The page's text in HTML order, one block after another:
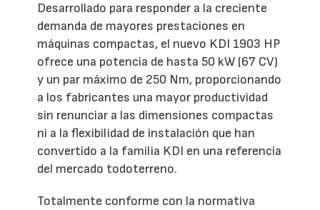
Desarrollado para responder a la creciente
demanda de mayores prestaciones en
máquinas compactas, el nuevo KDI 1903 HP
ofrece una potencia de hasta 50 kW (67 CV)
y un par máximo de 250 Nm, proporcionando
a los fabricantes una mayor productividad
sin renunciar a las dimensiones compactas
ni a la flexibilidad de instalación que han
convertido a la familia KDI en una referencia
del mercado todoterreno.
Totalmente conforme con la normativa